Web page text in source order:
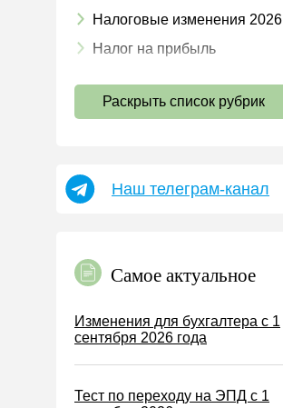
Налоговые изменения 2026
Налог на прибыль
Страховые взносы 2026
УСН
Земельный налог
Налог на рекламу
Торговый сбор
Туристический налог
Раскрыть список рубрик
Наш телеграм-канал
Самое актуальное
Изменения для бухгалтера с 1
сентября 2026 года
Тест по переходу на ЭПД с 1